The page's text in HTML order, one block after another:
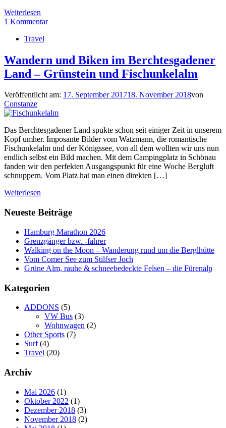
Weiterlesen
1 Kommentar
Travel
Wandern und Biken im Berchtesgadener
Land – Grünstein und Fischunkelalm
Veröffentlicht am: 17. September 201718. November 2018von
Constanze
Das Berchtesgadener Land spukte schon seit einiger Zeit in unserem
Kopf umher. Imposante Bilder vom Watzmann, die romantische
Fischunkelalm und der Königssee, von all dem wollten wir uns nun
endlich selbst ein Bild machen. Mit dem Campingplatz in Schönau
fanden wir den perfekten Ausgangspunkt für eine Woche Bergluft
schnuppern. Vom Platz hat man einen direkten […]
Weiterlesen
Neueste Beiträge
Hamburg Marathon 2026
Grenzgänger bzw. -fahrer
Walking on the Moon – Wanderung rund um die Berglhütte
Vom Comer See zum Stilfser Joch
Grüne Alm, rauhe & schneebedeckte Felsen – die Fürenalp
Kategorien
ADDONS (5)
VW Bus (3)
Wohnwagen (2)
Other Sports (7)
Surf(4)
Travel (20)
Archiv
Mai 2026 (1)
Oktober 2022 (1)
Dezember 2018 (3)
November 2018 (2)